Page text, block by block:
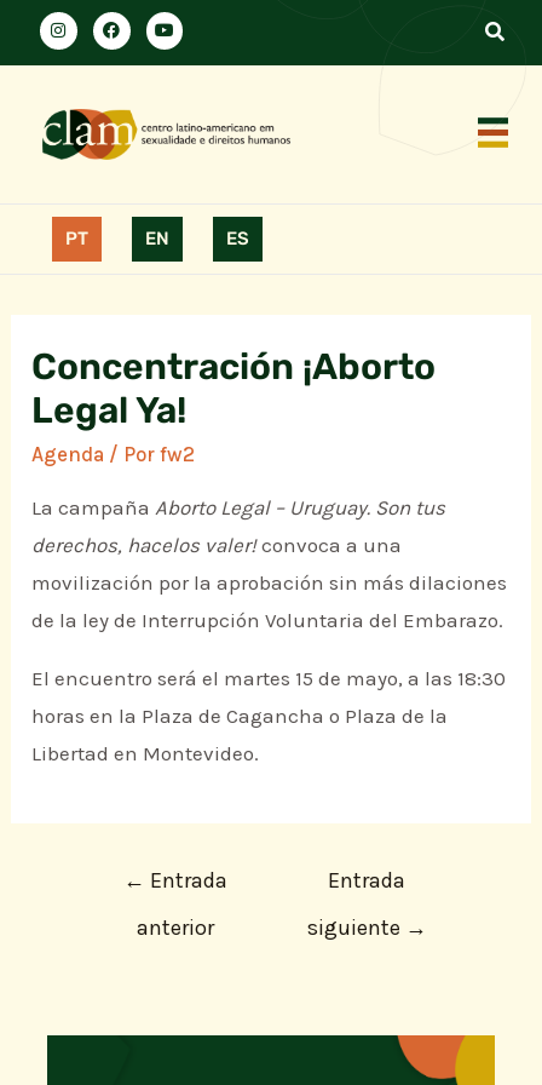
PT EN ES
Concentración ¡Aborto
Legal Ya!
Agenda / Porfw2
La campañaAborto Legal – Uruguay. Son tus
derechos, hacelos valer!convoca a una
movilización por la aprobación sin más dilaciones
de la ley de Interrupción Voluntaria del Embarazo.
El encuentro será el martes 15 de mayo, a las 18:30
horas en la Plaza de Cagancha o Plaza de la
Libertad en Montevideo.
← Entrada
anterior
Entrada
siguiente →